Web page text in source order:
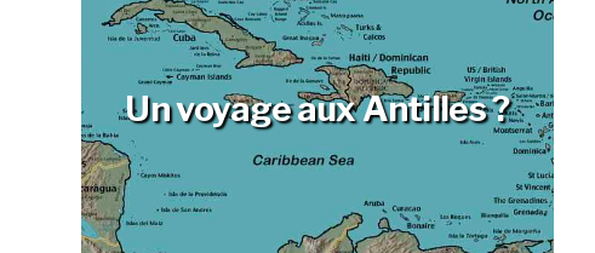
Un voyage aux Antilles ?